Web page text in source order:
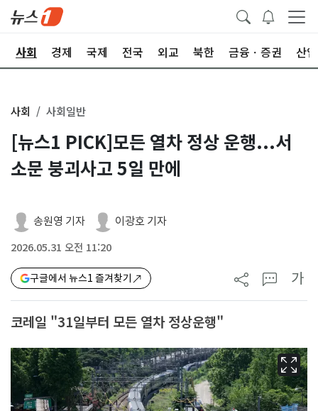
사회 경제 국제 전국 외교 북한 금융ㆍ증권 산업
사회 사회일반
[뉴스1 PICK]모든 열차 정상 운행...서
소문 붕괴사고 5일 만에
송원영 기자 이광호 기자
2026.05.31 오전 11:20
구글에서 뉴스1 즐겨찾기 가
코레일 "31일부터 모든 열차 정상운행"